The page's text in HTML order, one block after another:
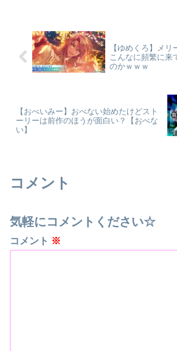
【ゆめくろ】メ
こんなに頻繁に来
のかｗｗｗ
【おべいみー】おべない始めたけどスト
ーリーは前作のほうが面白い？【おべな
い】
コメント
気軽にコメントください☆
コメント ※